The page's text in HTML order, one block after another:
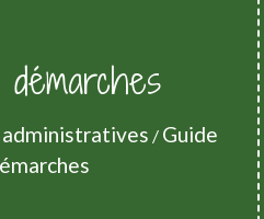
/ Guide